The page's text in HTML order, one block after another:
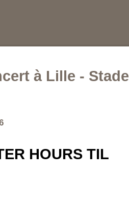
à Lille - Stade
HOURS TIL